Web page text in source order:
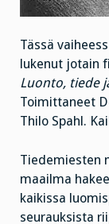
Tässä
lukenut jotain
Luonto, tiede
Toimittaneet
Thilo Spahl.
Tiedemiesten
maailma
kaikissa
seurauksista